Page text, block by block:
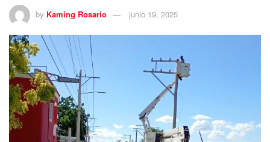
by Kaming Rosario junio 19, 2025